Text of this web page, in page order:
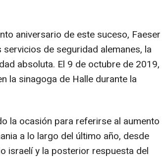
aniversario de este suceso, Faeser
de seguridad alemanes, la
absoluta. El 9 de octubre de 2019,
la sinagoga de Halle durante la
la ocasión para referirse al aumento
a lo largo del último año, desde
israelí y la posterior respuesta del